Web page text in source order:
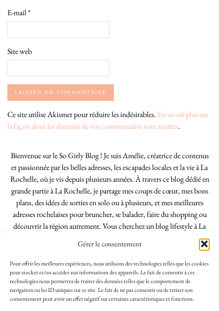
Gérer le consentement
Pour offrir les meilleures expériences, nous utilisons des technologies telles que les cookies
pour stocker et/ou accéder aux informations des appareils. Le fait de consentir à ces
technologies nous permettra de traiter des données telles que le comportement de
navigation ou les ID uniques sur ce site. Le fait de ne pas consentir ou de retirer son
consentement peut avoir un effet négatif sur certaines caractéristiques et fonctions.
E-mail*
Site web
Ce site utilise Akismet pour réduire les indésirables. En savoir plus sur
la façon dont les données de vos commentaires sont traitées.
Bienvenue sur le So Girly Blog ! Je suis Amélie, créatrice de contenus
et passionnée par les belles adresses, les escapades locales et la vie à La
Rochelle, où je vis depuis plusieurs années. À travers ce blog dédié en
grande partie à La Rochelle, je partage mes coups de cœur, mes bons
plans, des idées de sorties en solo ou à plusieurs, et mes meilleures
adresses rochelaises pour bruncher, se balader, faire du shopping ou
découvrir la région autrement. Vous cherchez un blog lifestyle à La
Rochelle, tenu par une locale ? Vous êtes au bon endroit. Que vous
soyez Rochelais·e ou de passage dans notre belle ville, j’espère que mes
articles vous aideront à profiter de La Rochelle comme un·e vrai·e
initié·e. !